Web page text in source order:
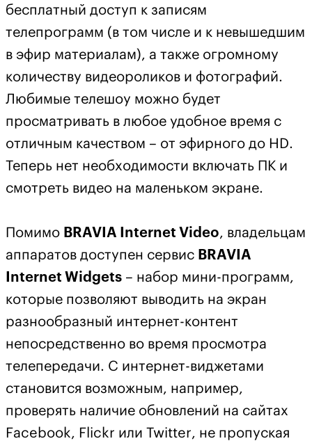
бесплатный доступ к записям
телепрограмм (в том числе и к невышедшим
в эфир материалам), а также огромному
количеству видеороликов и фотографий.
Любимые телешоу можно будет
просматривать в любое удобное время с
отличным качеством – от эфирного до HD.
Теперь нет необходимости включать ПК и
смотреть видео на маленьком экране.
Помимо BRAVIA Internet Video, владельцам
аппаратов доступен сервис BRAVIA
Internet Widgets – набор мини-программ,
которые позволяют выводить на экран
разнообразный интернет-контент
непосредственно во время просмотра
телепередачи. С интернет-виджетами
становится возможным, например,
проверять наличие обновлений на сайтах
Facebook, Flickr или Twitter, не пропуская